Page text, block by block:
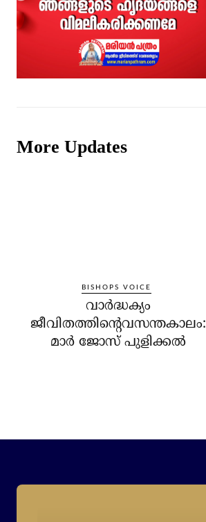
More Updates
BISHOPS VOICE
വാർദ്ധക്യം
ജീവിതത്തിൻ്റെവസന്തകാലം:
മാർ ജോസ് പുളിക്കൽ